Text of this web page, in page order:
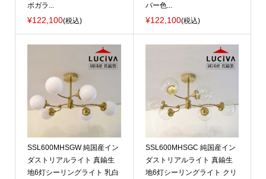
ボガラ...
¥122,100(税込)
バー色...
¥122,100(税込)
SSL600MHSGW 純国産イン
ダストリアルライト 真鍮生
地6灯シーリングライト 乳白
SSL600MHSGC 純国産イン
ダストリアルライト 真鍮生
地6灯シーリングライト クリ